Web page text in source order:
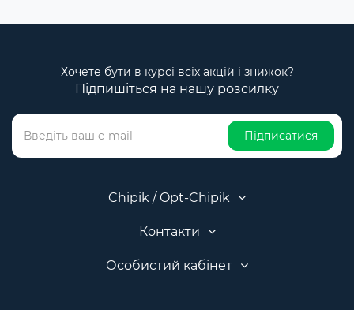
Хочете бути в курсі всіх акцій і знижок?
Підпишіться на нашу розсилку
Підписатися
Chipik / Opt-Chipik
Контакти
Особистий кабінет